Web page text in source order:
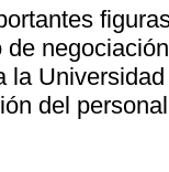
la Universidad
del personal